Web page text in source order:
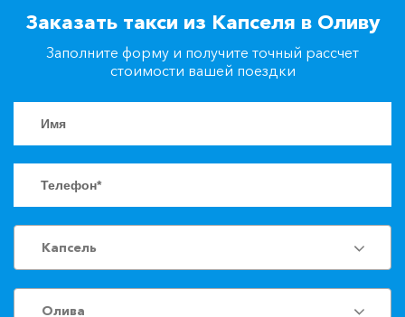
+7(861)217-90-04
Заказать такси из Капселя в Оливу
Заполните форму и получите точный рассчет
стоимости вашей поездки
Капсель
Олива